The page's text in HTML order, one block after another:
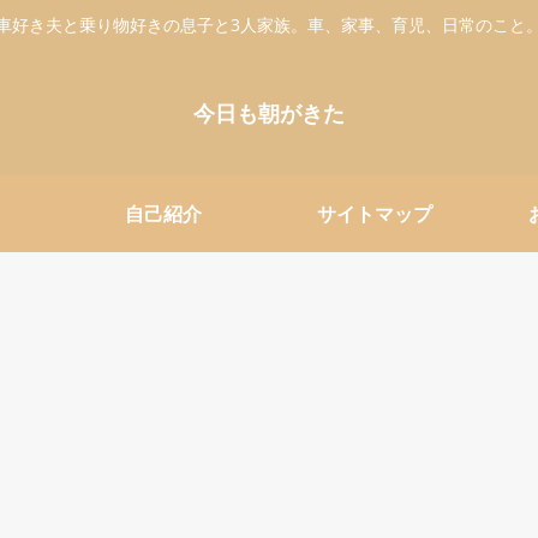
好き夫と乗り物好きの息子と3人家族。車、家事、育児、日常のこと。
今日も朝がきた
自己紹介 サイトマップ